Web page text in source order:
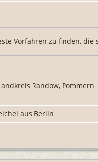
Vorfahren zu finden, die
Randow, Pommern
aus Berlin